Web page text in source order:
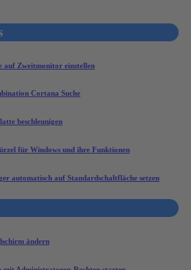
auf Zweitmonitor einstellen
Cortana Suche
beschleunigen
für Windows und ihre Funktionen
automatisch auf Standardschaltfläche setzen
ändern